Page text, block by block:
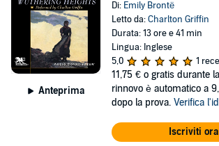
Anteprima
Di: Emily Brontë
Letto da:Charlton Griffin
Durata: 13 ore e 41 min
Lingua: Inglese
5,0
1
11,75 € o gratis durante
rinnovo è automatico a
dopo la prova. Verifica
Iscriviti ora